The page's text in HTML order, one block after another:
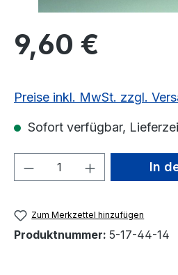
Regulärer Preis:
9,60 €
Preise inkl. MwSt. zzgl.
Sofort verfügbar,
Produkt Anzahl: Gib
In
Zum Merkzettel hinzufügen
Produktnummer: 5-17-44-14